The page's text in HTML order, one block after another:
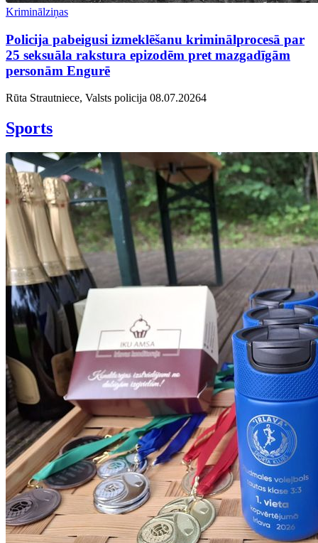
Kriminālziņas
Policija pabeigusi izmeklēšanu kriminālprocesā par
25 seksuāla rakstura epizodēm pret mazgadīgām
personām Engurē
Rūta Strautniece, Valsts policija 08.07.20264
Sports